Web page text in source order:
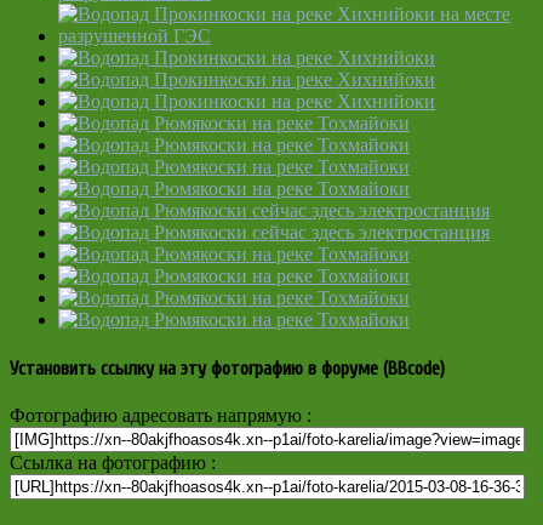
Установить ссылку на эту фотографию в форуме (BBcode)
Фотографию адресовать напрямую :
Ссылка на фотографию :